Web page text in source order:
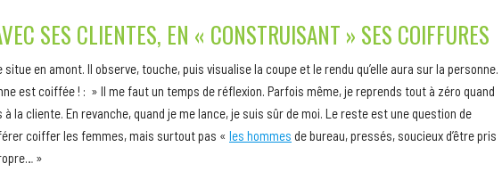
SES CLIENTES, EN « CONSTRUISANT » SES COIFFURES
en amont. Il observe, touche, puis visualise la coupe et le rendu qu’elle aura sur la personne.
est coiffée ! : » Il me faut un temps de réflexion. Parfois même, je reprends tout à zéro quand
à la cliente. En revanche, quand je me lance, je suis sûr de moi. Le reste est une question de
coiffer les femmes, mais surtout pas « les hommes de bureau, pressés, soucieux d’être pris
»